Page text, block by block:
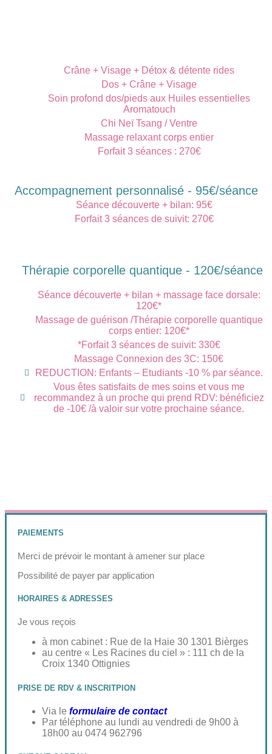
Crâne + Visage + Détox & détente rides
Dos + Crâne + Visage
Soin profond dos/pieds aux Huiles essentielles
Aromatouch
Chi Neï Tsang / Ventre
Massage relaxant corps entier
Forfait 3 séances : 270€
Accompagnement personnalisé - 95€/séance
Séance découverte + bilan: 95€
Forfait 3 séances de suivit: 270€
Thérapie corporelle quantique - 120€/séance
Séance découverte + bilan + massage face dorsale:
120€*
Massage de guérison /Thérapie corporelle quantique
corps entier: 120€*
*Forfait 3 séances de suivit: 330€
Massage Connexion des 3C: 150€
REDUCTION: Enfants – Etudiants -10 % par séance.
Vous êtes satisfaits de mes soins et vous me
recommandez à un proche qui prend RDV: bénéficiez
de -10€ /à valoir sur votre prochaine séance.
PAIEMENTS
Merci de prévoir le montant à amener sur place
Possibilité de payer par application
HORAIRES & ADRESSES
Je vous reçois
à mon cabinet : Rue de la Haie 30 1301 Bièrges
au centre « Les Racines du ciel » : 111 ch de la
Croix 1340 Ottignies
PRISE DE RDV & INSCRITPION
Via le formulaire de contact
Par téléphone au lundi au vendredi de 9h00 à
18h00 au 0474 962796